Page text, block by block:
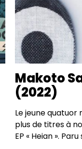
Makoto
(2022)
Le jeune quatuor
plus de titres à
EP « Heian ».